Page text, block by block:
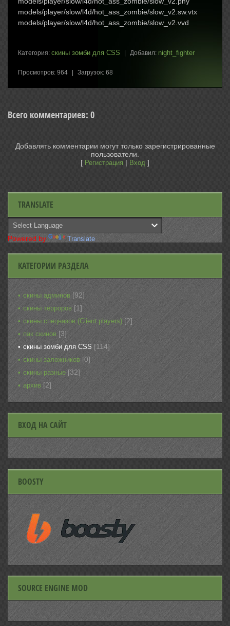
models/player/slow/l4d/hot_ass_zombie/slow_v2.sw.vtx
models/player/slow/l4d/hot_ass_zombie/slow_v2.vvd
Категория: скины зомби для CSS Добавил: night_fighter
Просмотров: 964 Загрузок: 68
Всего комментариев: 0
Добавлять комментарии могут только зарегистрированные
пользователи.
[ Регистрация | Вход ]
TRANSLATE
Powered by Translate
КАТЕГОРИИ РАЗДЕЛА
скины админов [92]
скины терроров [1]
скины спецназов (Client players) [2]
пак скинов [3]
скины зомби для CSS [114]
скины заложников [0]
скины разные [32]
архив [2]
ВХОД НА САЙТ
BOOSTY
SOURCE ENGINE MOD